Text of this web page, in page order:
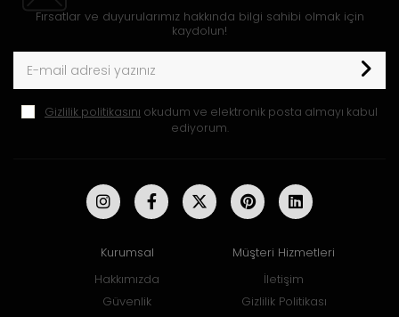
Fırsatlar ve duyurularımız hakkında bilgi sahibi olmak için
kaydolun!
Gizlilik politikasını okudum ve elektronik posta almayı kabul
ediyorum.
Kurumsal
Hakkımızda
Güvenlik
Müşteri Hizmetleri
İletişim
Gizlilik Politikası